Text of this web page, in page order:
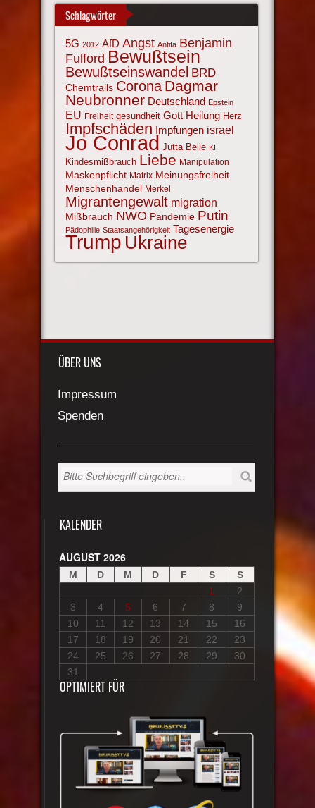
Schlagwörter
5G 2012 AfD Angst Antifa Benjamin
Fulford Bewußtsein
Bewußtseinswandel BRD
Chemtrails Corona Dagmar
Neubronner Deutschland Epstein
EU Freiheit gesundheit Gott Heilung Herz
Impfschäden Impfungen israel
Jo Conrad Jutta Belle KI
Kindesmißbrauch Liebe Manipulation
Maskenpflicht Matrix Meinungsfreiheit
Menschenhandel Merkel
Migrantengewalt migration
Mißbrauch NWO Pandemie Putin
Pädophilie Staatsangehörigkeit Tagesenergie
Trump Ukraine
ÜBER UNS
Impressum
Spenden
KALENDER
AUGUST 2026
M D M D F S
S
1
2
3
4 5 6 7 8
9
10
11 12 13 14 15
16
17
18 19 20 21 22
23
24
25 26 27 28 29
30
31
OPTIMIERT FÜR